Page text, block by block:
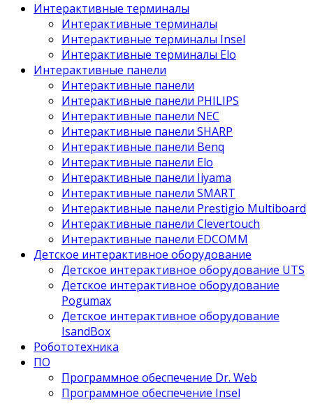
Интерактивные терминалы
Интерактивные терминалы
Интерактивные терминалы Insel
Интерактивные терминалы Elo
Интерактивные панели
Интерактивные панели
Интерактивные панели PHILIPS
Интерактивные панели NEC
Интерактивные панели SHARP
Интерактивные панели Benq
Интерактивные панели Elo
Интерактивные панели Iiyama
Интерактивные панели SMART
Интерактивные панели Prestigio Multiboard
Интерактивные панели Clevertouch
Интерактивные панели EDCOMM
Детское интерактивное оборудование
Детское интерактивное оборудование UTS
Детское интерактивное оборудование
Pogumax
Детское интерактивное оборудование
IsandBox
Робототехника
ПО
Программное обеспечение Dr. Web
Программное обеспечение Insel